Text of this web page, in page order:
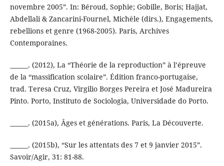
novembre 2005”. In: Béroud, Sophie; Gobille, Boris; Hajjat,
Abdellali & Zancarini-Fournel, Michèle (dirs.), Engagements,
rebellions et genre (1968-2005). Paris, Archives
Contemporaines.
______. (2012), La “Théorie de la reproduction” à l’épreuve
de la “massification scolaire”. Édition franco-portugaise,
trad. Teresa Cruz, Virgilio Borges Pereira et José Madureira
Pinto. Porto, Instituto de Sociologia, Universidade do Porto.
______. (2015a), Âges et générations. Paris, La Découverte.
______. (2015b), “Sur les attentats des 7 et 9 janvier 2015”.
Savoir/Agir, 31: 81-88.